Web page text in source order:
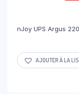
nJoy UPS Argus
AJOUTER À LA